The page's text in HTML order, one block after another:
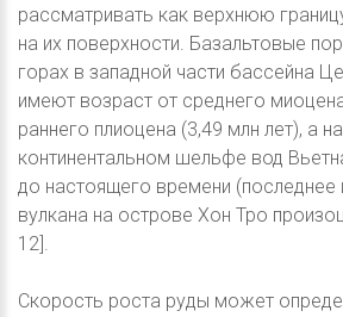
рассматривать как верхнюю
на их поверхности. Базальтовые
горах в западной части бассейна
имеют возраст от среднего
раннего плиоцена (3,49 млн лет), а
континентальном шельфе вод
до настоящего времени (последнее
вулкана на острове Хон Тро
12].
Скорость роста руды может